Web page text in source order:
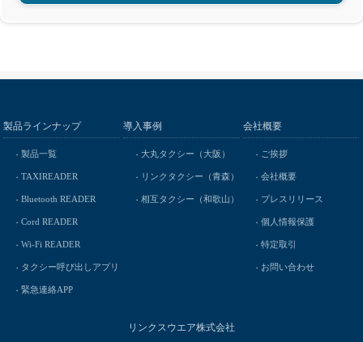
製品ラインナップ
製品一覧
TAXIREADER
Bluetooth READER
Cord READER
Wi-Fi READER
タクシー呼び出しアプリ
緊急連絡APP
導入事例
大丸タクシー（大阪）
リンクタクシー（青森）
相互タクシー（和歌山）
会社概要
ご挨拶
会社概要
プレスリリース
個人情報保護
特定取引
お問い合わせ
リンクスウエア株式会社